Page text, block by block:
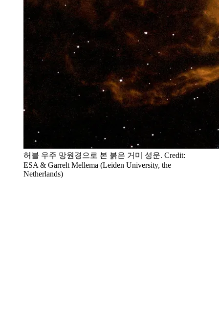
허블 우주 망원경으로 본 붉은 거미 성운. Credit:
ESA & Garrelt Mellema (Leiden University, the
Netherlands)